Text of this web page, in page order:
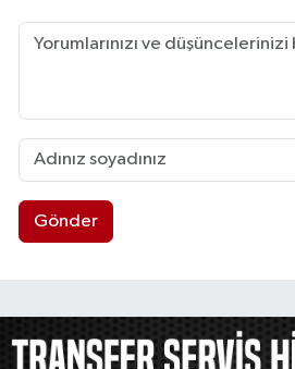
Gönder